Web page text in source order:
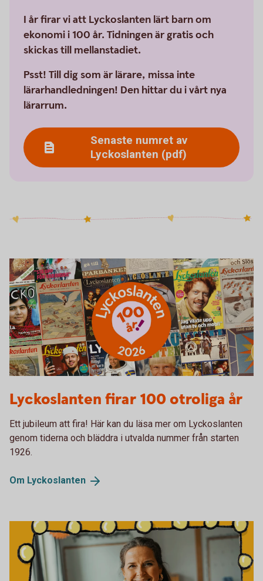
I år firar vi att Lyckoslanten lärt barn om
ekonomi i 100 år. Tidningen är gratis och
skickas till mellanstadiet.
Psst! Till dig som är lärare, missa inte
lärarhandledningen! Den hittar du i vårt nya
lärarrum.
Senaste numret av
Lyckoslanten (pdf)
Lyckoslanten firar 100 otroliga år
Ett jubileum att fira! Här kan du läsa mer om Lyckoslanten
genom tiderna och bläddra i utvalda nummer från starten
1926.
Om Lyckoslanten